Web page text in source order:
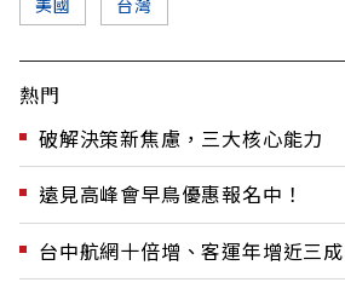
熱門
破解決策新焦慮，三大核心能力
遠見高峰會早鳥優惠報名中！
台中航網十倍增、客運年增近三成